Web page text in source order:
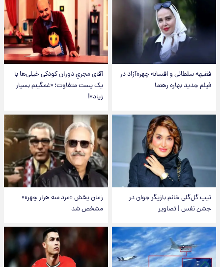
فقیهه سلطانی و افسانه چهره‌آزاد در
فیلم جدید بهاره رهنما
آقای مجریِ دوران کودکی خیلی‌ها با
یک پست متفاوت؛ «غمگینم بسیار
زیاد»!
تیپ گل‌گلی خانم بازیگر جوان در
جشن نفس | تصاویر
زمان پخش «مرد سه هزار چهره»
مشخص شد